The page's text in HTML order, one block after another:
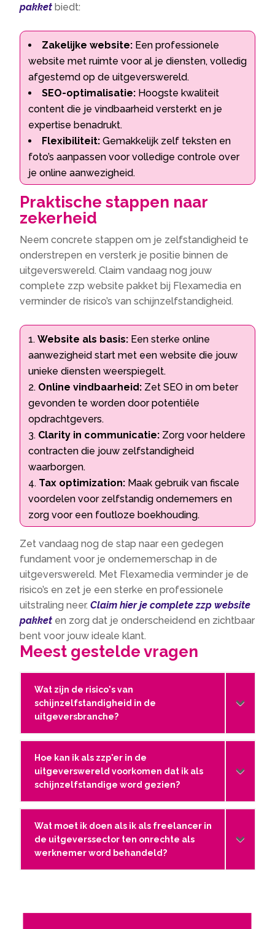
pakket biedt:
Zakelijke website: Een professionele
website met ruimte voor al je diensten, volledig
afgestemd op de uitgeverswereld.
SEO-optimalisatie: Hoogste kwaliteit
content die je vindbaarheid versterkt en je
expertise benadrukt.
Flexibiliteit: Gemakkelijk zelf teksten en
foto’s aanpassen voor volledige controle over
je online aanwezigheid.
Praktische stappen naar
zekerheid
Neem concrete stappen om je zelfstandigheid te
onderstrepen en versterk je positie binnen de
uitgeverswereld. Claim vandaag nog jouw
complete zzp website pakket bij Flexamedia en
verminder de risico’s van schijnzelfstandigheid.
Website als basis: Een sterke online
aanwezigheid start met een website die jouw
unieke diensten weerspiegelt.
Online vindbaarheid: Zet SEO in om beter
gevonden te worden door potentiële
opdrachtgevers.
Clarity in communicatie: Zorg voor heldere
contracten die jouw zelfstandigheid
waarborgen.
Tax optimization: Maak gebruik van fiscale
voordelen voor zelfstandig ondernemers en
zorg voor een foutloze boekhouding.
Zet vandaag nog de stap naar een gedegen
fundament voor je ondernemerschap in de
uitgeverswereld. Met Flexamedia verminder je de
risico’s en zet je een sterke en professionele
uitstraling neer.Claim hier je complete zzp website
pakket en zorg dat je onderscheidend en zichtbaar
bent voor jouw ideale klant.
Meest gestelde vragen
Wat zijn de risico's van
schijnzelfstandigheid in de
uitgeversbranche?
Hoe kan ik als zzp'er in de
uitgeverswereld voorkomen dat ik als
schijnzelfstandige word gezien?
Wat moet ik doen als ik als freelancer in
de uitgeverssector ten onrechte als
werknemer word behandeld?